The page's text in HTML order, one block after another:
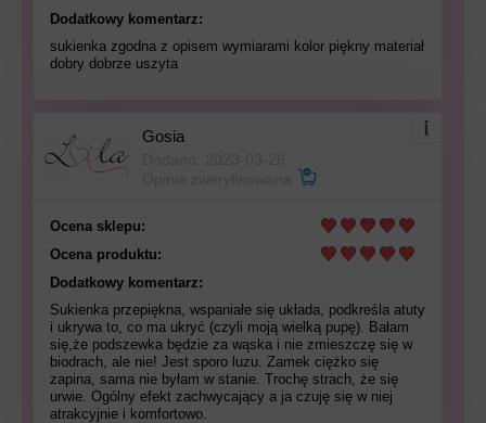
Dodatkowy komentarz:
sukienka zgodna z opisem wymiarami kolor piękny materiał
dobry dobrze uszyta
Gosia
Ocena sklepu:
Ocena produktu:
Dodatkowy komentarz:
Sukienka przepiękna, wspaniałe się układa, podkreśla atuty
i ukrywa to, co ma ukryć (czyli moją wielką pupę). Bałam
się,że podszewka będzie za wąska i nie zmieszczę się w
biodrach, ale nie! Jest sporo luzu. Zamek ciężko się
zapina, sama nie byłam w stanie. Trochę strach, że się
urwie. Ogólny efekt zachwycający a ja czuję się w niej
atrakcyjnie i komfortowo.